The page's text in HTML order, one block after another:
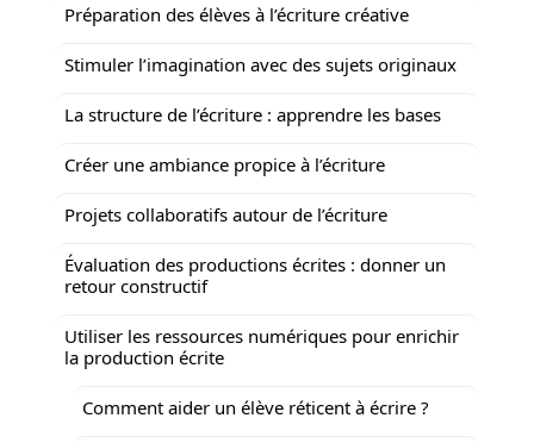
Préparation des élèves à l’écriture créative
Stimuler l’imagination avec des sujets originaux
La structure de l’écriture : apprendre les bases
Créer une ambiance propice à l’écriture
Projets collaboratifs autour de l’écriture
Évaluation des productions écrites : donner un
retour constructif
Utiliser les ressources numériques pour enrichir
la production écrite
Comment aider un élève réticent à écrire ?